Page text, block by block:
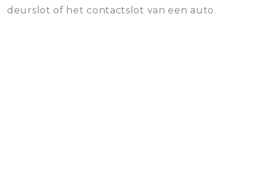
deurslot of het contactslot van een auto.